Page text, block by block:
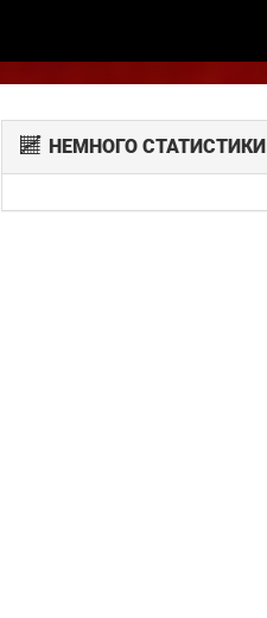
НЕМНОГО СТАТИСТИКИ